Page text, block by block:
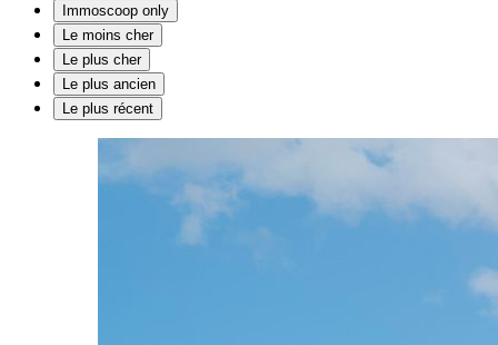
Immoscoop only
Le moins cher
Le plus cher
Le plus ancien
Le plus récent